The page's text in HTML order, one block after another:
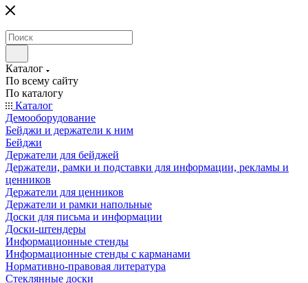
Каталог
По всему сайту
По каталогу
Каталог
Демооборудование
Бейджи и держатели к ним
Бейджи
Держатели для бейджей
Держатели, рамки и подставки для информации, рекламы и
ценников
Держатели для ценников
Держатели и рамки напольные
Доски для письма и информации
Доски-штендеры
Информационные стенды
Информационные стенды с карманами
Нормативно-правовая литература
Стеклянные доски